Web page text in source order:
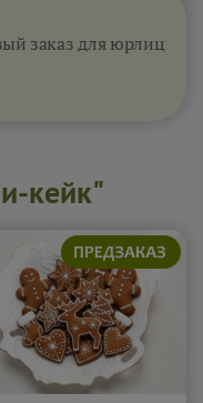
заказ для юрлиц
кейк"